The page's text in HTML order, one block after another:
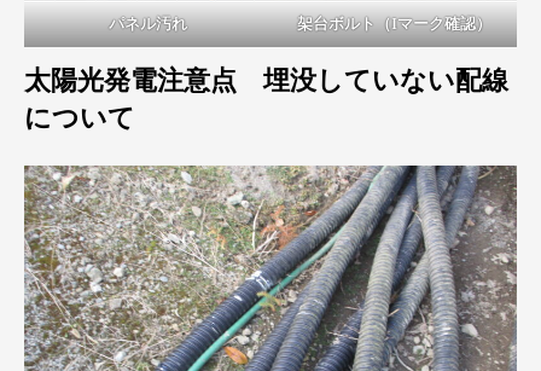
パネル汚れ 架台ボルト（Iマーク確認）
太陽光発電注意点 埋没していない配線
について